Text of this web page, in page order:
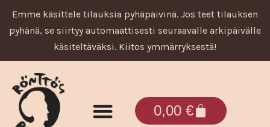
Emme käsittele tilauksia pyhäpäivinä. Jos teet tilauksen
pyhänä, se siirtyy automaattisesti seuraavalle arkipäivälle
käsiteltäväksi. Kiitos ymmärryksestä!
0,00 €Cart